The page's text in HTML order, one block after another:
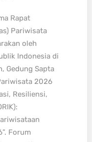
Rapat
Pariwisata
oleh
Indonesia di
Gedung Sapta
2026
Resiliensi,
Forum